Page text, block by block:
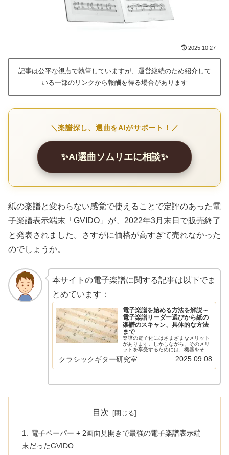
2025.10.27
記事は公平な視点で執筆していますが、運営継続のため紹介して
いる一部のリンクから報酬を得る場合があります
＼楽譜探し、選曲をAIがサポート！／
✨AI選曲ソムリエに相談✨
紙の楽譜と変わらない感覚で使えることで定評のあった電
子楽譜表示端末「GVIDO」が、2022年3月末日で販売終了
と発表されました。さすがに価格が高すぎて売れなかった
のでしょうか。
本サイトの電子楽譜に関する記事は以下でま
とめています：
電子楽譜を始める方法を解説～
電子楽譜リーダー選びから紙の
楽譜のスキャン、具体的な方法
まで
楽譜の電子化にはさまざまなメリット
があります。しかしながら、そのメリ
ットを享受するためには、機器をそろ
え、紙の楽譜をスキャンしてPDFにす
るなどの作業が必要です。この記事で
クラシックギター研究室 2025.09.08
目次
電子ペーパー + 2画面見開きで最強の電子楽譜表示端
末だったGVIDO